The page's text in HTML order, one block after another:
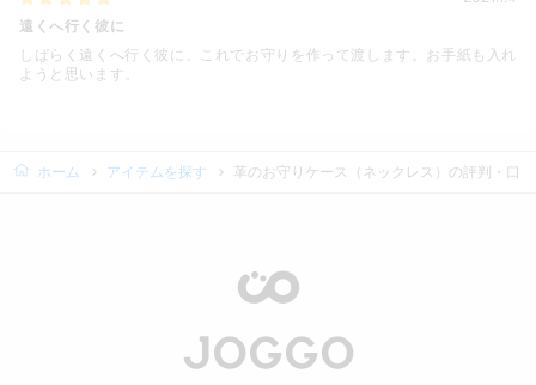
遠くへ行く彼に
しばらく遠くへ行く彼に、これでお守りを作って渡します。お手紙も入れ
ようと思います。
ホーム アイテムを探す 革のお守りケース（ネックレス）の評判・口